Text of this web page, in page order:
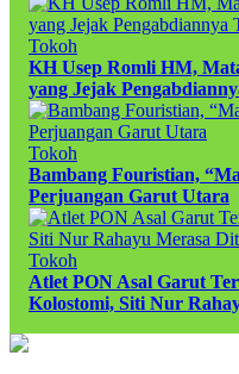
Tokoh
KH Usep Romli HM,
yang Jejak
Tokoh
Bambang Fouristian,
Perjuangan Garut Utara
Tokoh
Atlet PON Asal Garut
Kolostomi, Siti Nur